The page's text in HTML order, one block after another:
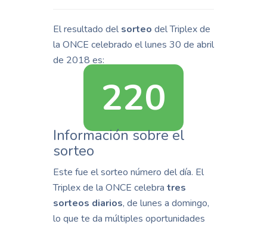
El resultado del sorteo del Triplex de
la ONCE celebrado el lunes 30 de abril
de 2018 es:
220
Información sobre el
sorteo
Este fue el sorteo número del día. El
Triplex de la ONCE celebra tres
sorteos diarios, de lunes a domingo,
lo que te da múltiples oportunidades